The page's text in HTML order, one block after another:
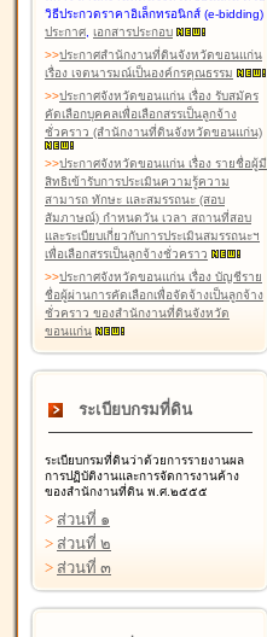
วิธีประกวดราคาอิเล็กทรอนิกส์ (e-bidding)
ประกาศ, เอกสารประกอบ
>>ประกาศสำนักงานที่ดินจังหวัดขอนแก่น
เรื่อง เจตนารมณ์เป็นองค์กรคุณธรรม
>>ประกาศจังหวัดขอนแก่น เรื่อง รับสมัคร
คัดเลือกบุคคลเพื่อเลือกสรรเป็นลูกจ้าง
ชั่วคราว (สำนักงานที่ดินจังหวัดขอนแก่น)
>>ประกาศจังหวัดขอนแก่น เรื่อง รายชื่อผู้มี
สิทธิเข้ารับการประเมินความรู้ความ
สามารถ ทักษะ และสมรรถนะ (สอบ
สัมภาษณ์) กำหนดวัน เวลา สถานที่สอบ
และระเบียบเกี่ยวกับการประเมินสมรรถนะฯ
เพื่อเลือกสรรเป็นลูกจ้างชั่วคราว
>>ประกาศจังหวัดขอนแก่น เรื่อง บัญชีราย
ชื่อผู้ผ่านการคัดเลือกเพื่อจัดจ้างเป็นลูกจ้าง
ชั่วคราว ของสำนักงานที่ดินจังหวัด
ขอนแก่น
ระเบียบกรมที่ดิน
ระเบียบกรมที่ดินว่าด้วยการรายงานผล
การปฏิบัติงานและการจัดการงานค้าง
ของสำนักงานที่ดิน พ.ศ.๒๕๕๕
> ส่วนที่ ๑
> ส่วนที่ ๒
> ส่วนที่ ๓